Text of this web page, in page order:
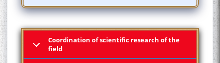
Coordination of scientific research of the
field
ШУД!